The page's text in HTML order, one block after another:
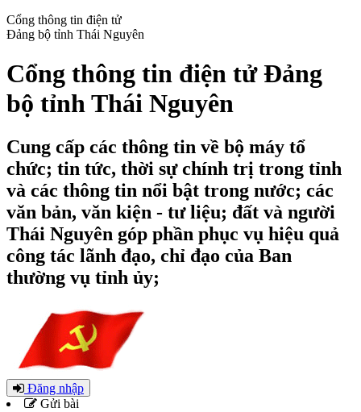
Cổng thông tin điện tử
Đảng bộ tỉnh Thái Nguyên
Cổng thông tin điện tử Đảng
bộ tỉnh Thái Nguyên
Cung cấp các thông tin về bộ máy tổ
chức; tin tức, thời sự chính trị trong tỉnh
và các thông tin nổi bật trong nước; các
văn bản, văn kiện - tư liệu; đất và người
Thái Nguyên góp phần phục vụ hiệu quả
công tác lãnh đạo, chỉ đạo của Ban
thường vụ tỉnh ủy;
Đăng nhập
Gửi bài